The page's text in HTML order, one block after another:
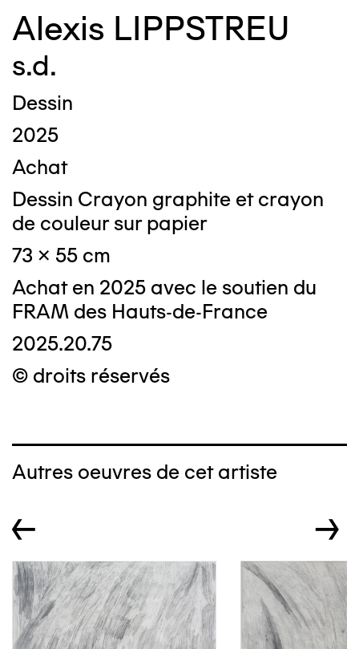
Alexis LIPPSTREU
s.d.
Dessin
2025
Achat
Dessin Crayon graphite et crayon
de couleur sur papier
73 x 55 cm
Achat en 2025 avec le soutien du
FRAM des Hauts-de-France
2025.20.75
© droits réservés
Autres oeuvres de cet artiste
← →